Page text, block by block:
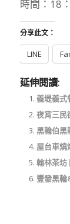
時間：18
分享此文：
LINE
延伸閱讀:
義堤義
夜宵三民
黑輪伯黑
屋台車
翰林茶坊
豐發黑